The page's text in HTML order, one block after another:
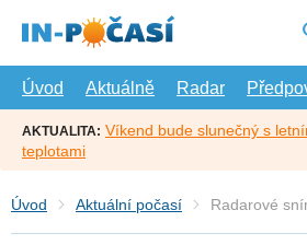
hlavní
Úvod
Aktuálně Radar
AKTUALITA: Víkend bude slunečný s
teplotami
Úvod Aktuální počasí Radarové